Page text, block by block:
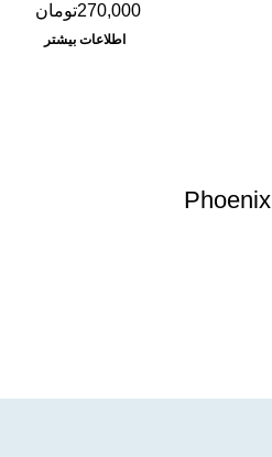
270,000تومان
اطلاعات بیشتر
عینک شنا فونیکس Phoenix